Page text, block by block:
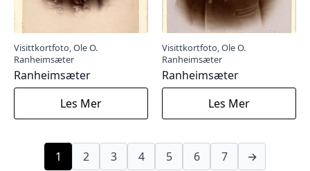
Visittkortfoto, Ole O.
Ranheimsæter
Ranheimsæter
Les Mer
Visittkortfoto, Ole O.
Ranheimsæter
Ranheimsæter
Les Mer
1 2 3 4 5 6 7 →